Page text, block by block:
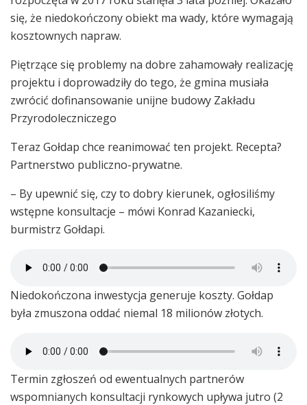
się, że niedokończony obiekt ma wady, które wymagają
kosztownych napraw.
Piętrzące się problemy na dobre zahamowały realizację
projektu i doprowadziły do tego, że gmina musiała
zwrócić dofinansowanie unijne budowy Zakładu
Przyrodoleczniczego
Teraz Gołdap chce reanimować ten projekt. Recepta?
Partnerstwo publiczno-prywatne.
– By upewnić się, czy to dobry kierunek, ogłosiliśmy
wstępne konsultacje – mówi Konrad Kazaniecki,
burmistrz Gołdapi.
Niedokończona inwestycja generuje koszty. Gołdap
była zmuszona oddać niemal 18 milionów złotych.
Termin zgłoszeń od ewentualnych partnerów
wspomnianych konsultacji rynkowych upływa jutro (2